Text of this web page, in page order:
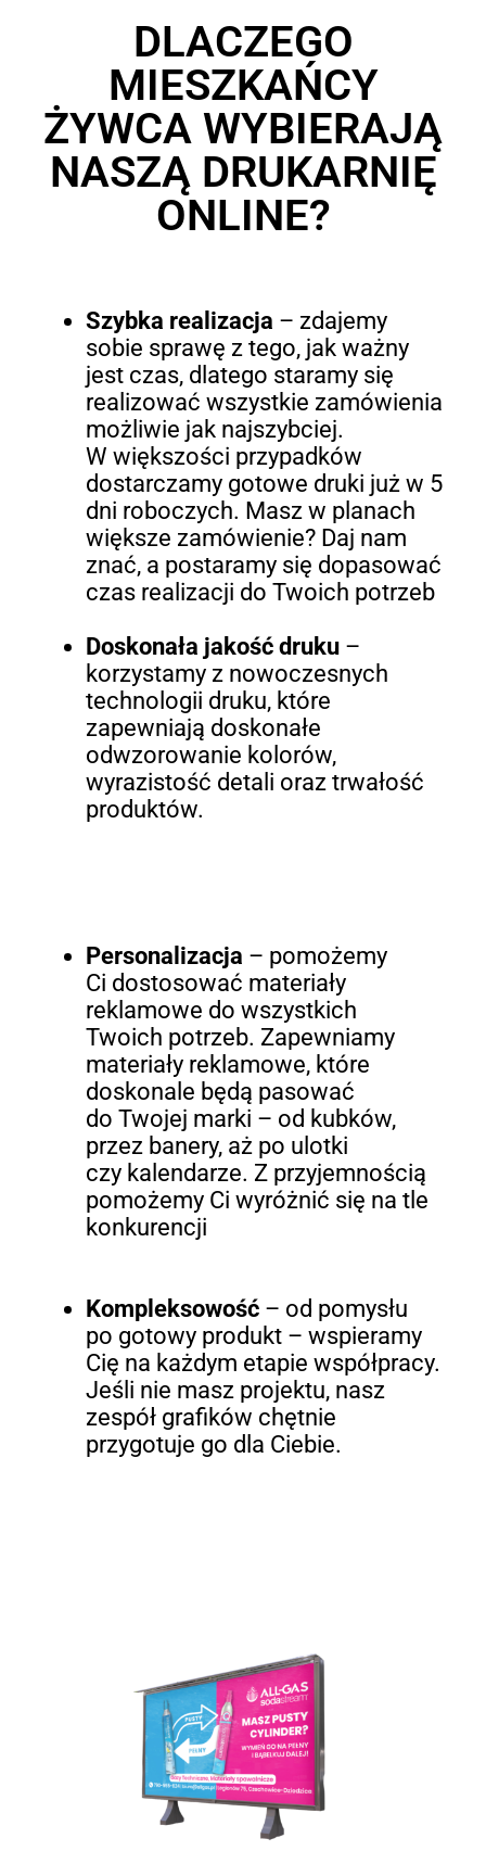
DLACZEGO
MIESZKAŃCY
ŻYWCA WYBIERAJĄ
NASZĄ DRUKARNIĘ
ONLINE?
Szybka realizacja – zdajemy
sobie sprawę z tego, jak ważny
jest czas, dlatego staramy się
realizować wszystkie zamówienia
możliwie jak najszybciej.
W większości przypadków
dostarczamy gotowe druki już w 5
dni roboczych. Masz w planach
większe zamówienie? Daj nam
znać, a postaramy się dopasować
czas realizacji do Twoich potrzeb
Doskonała jakość druku–
korzystamy z nowoczesnych
technologii druku, które
zapewniają doskonałe
odwzorowanie kolorów,
wyrazistość detali oraz trwałość
produktów.
Personalizacja – pomożemy
Ci dostosować materiały
reklamowe do wszystkich
Twoich potrzeb. Zapewniamy
materiały reklamowe, które
doskonale będą pasować
do Twojej marki – od kubków,
przez banery, aż po ulotki
czy kalendarze. Z przyjemnością
pomożemy Ci wyróżnić się na tle
konkurencji
Kompleksowość– od pomysłu
po gotowy produkt – wspieramy
Cię na każdym etapie współpracy.
Jeśli nie masz projektu, nasz
zespół grafików chętnie
przygotuje go dla Ciebie.